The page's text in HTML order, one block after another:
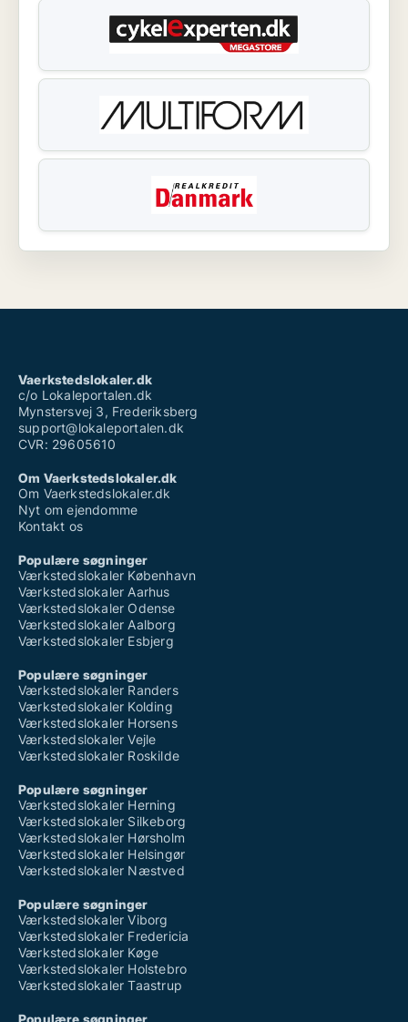
Vaerkstedslokaler.dk
c/o Lokaleportalen.dk
Mynstersvej 3, Frederiksberg
support@lokaleportalen.dk
CVR: 29605610
Om Vaerkstedslokaler.dk
Om Vaerkstedslokaler.dk
Nyt om ejendomme
Kontakt os
Populære søgninger
Værkstedslokaler København
Værkstedslokaler Aarhus
Værkstedslokaler Odense
Værkstedslokaler Aalborg
Værkstedslokaler Esbjerg
Populære søgninger
Værkstedslokaler Randers
Værkstedslokaler Kolding
Værkstedslokaler Horsens
Værkstedslokaler Vejle
Værkstedslokaler Roskilde
Populære søgninger
Værkstedslokaler Herning
Værkstedslokaler Silkeborg
Værkstedslokaler Hørsholm
Værkstedslokaler Helsingør
Værkstedslokaler Næstved
Populære søgninger
Værkstedslokaler Viborg
Værkstedslokaler Fredericia
Værkstedslokaler Køge
Værkstedslokaler Holstebro
Værkstedslokaler Taastrup
Populære søgninger